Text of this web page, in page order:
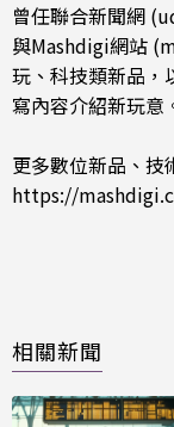
曾任聯合新聞網
與Mashdigi網站
玩、科技類新品，
寫內容介紹新玩意
更多數位新品、技
https://
相關新聞